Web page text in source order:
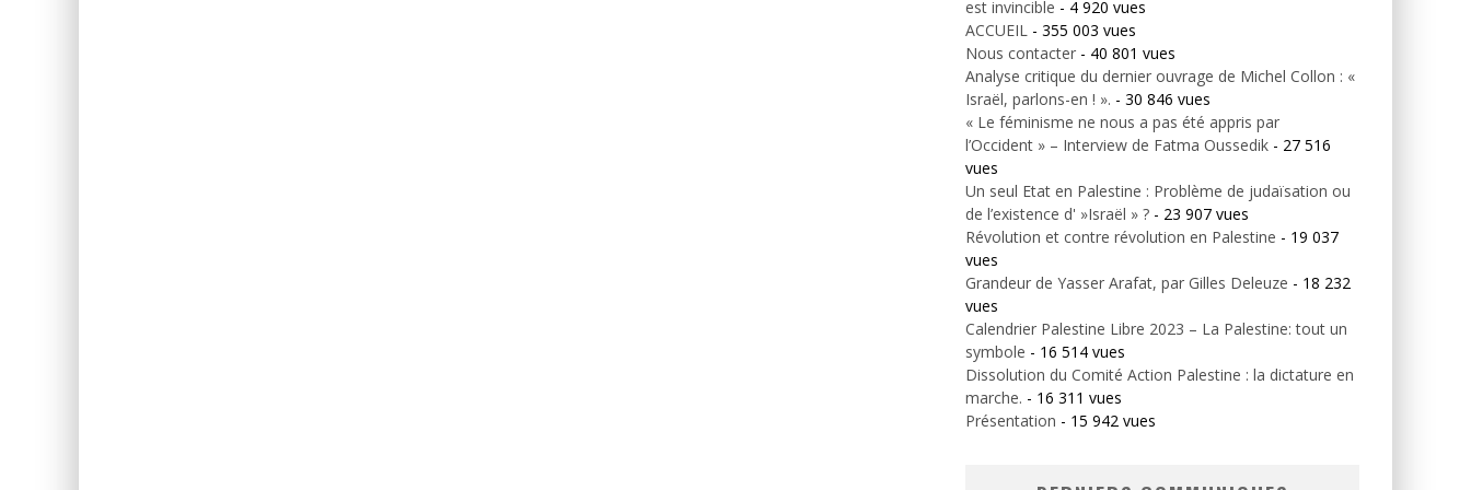
est invincible - 4 920 vues
ACCUEIL - 355 003 vues
Nous contacter - 40 801 vues
Analyse critique du dernier ouvrage de Michel Collon : «
Israël, parlons-en ! ». - 30 846 vues
« Le féminisme ne nous a pas été appris par
l’Occident » – Interview de Fatma Oussedik - 27 516
vues
Un seul Etat en Palestine : Problème de judaïsation ou
de l’existence d' »Israël » ? - 23 907 vues
Révolution et contre révolution en Palestine - 19 037
vues
Grandeur de Yasser Arafat, par Gilles Deleuze - 18 232
vues
Calendrier Palestine Libre 2023 – La Palestine: tout un
symbole - 16 514 vues
Dissolution du Comité Action Palestine : la dictature en
marche. - 16 311 vues
Présentation - 15 942 vues